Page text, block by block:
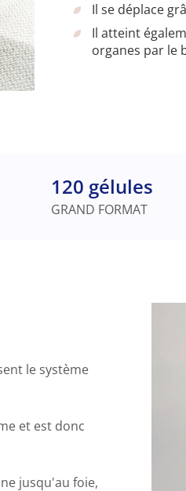
Il se déplace
Il atteint
organes par le
120 gélules
GRAND FORMAT
le système
et est donc
jusqu'au foie,